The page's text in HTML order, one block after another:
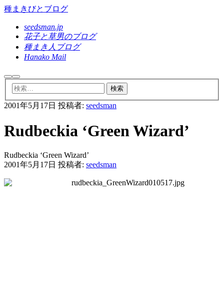
種まきびとブログ
seedsman.jp
花子と草男のブログ
種まき人ブログ
Hanako Mail
検 メ
イ
ン
メ
ー
2001年5月17日 投稿者: seedsman
Rudbeckia ‘Green Wizard’
Rudbeckia ‘Green Wizard’
2001年5月17日 投稿者: seedsman